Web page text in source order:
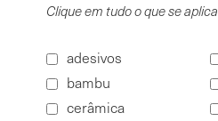
Clique em tudo o que se aplica
adesivos
bambu
cerâmica